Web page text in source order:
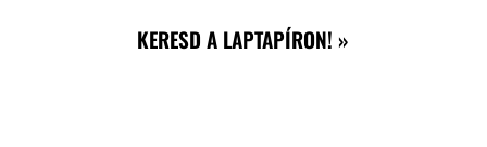
KERESD A LAPTAPÍRON! »